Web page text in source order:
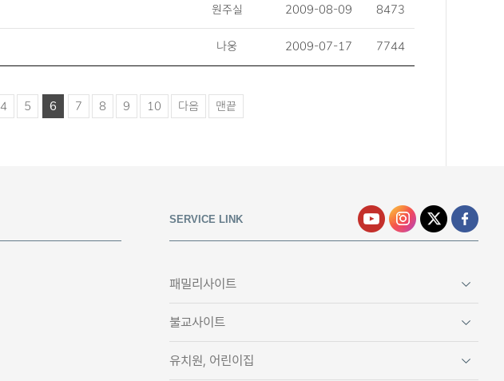
원주실 2009-08-09 8473
나웅 2009-07-17 7744
4 5 6 7 8 9 10 다음 맨끝
SERVICE LINK
패밀리사이트
불교사이트
유치원, 어린이집